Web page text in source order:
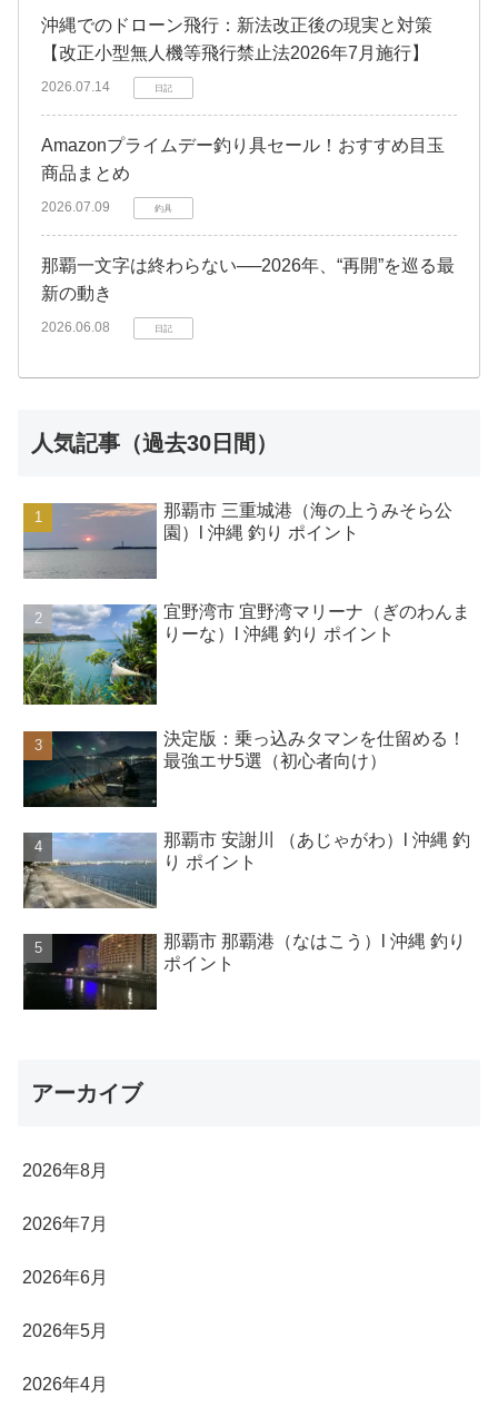
沖縄でのドローン飛行：新法改正後の現実と対策
【改正小型無人機等飛行禁止法2026年7月施行】
2026.07.14 日記
Amazonプライムデー釣り具セール！おすすめ目玉
商品まとめ
2026.07.09 釣具
那覇一文字は終わらない──2026年、“再開”を巡る最
新の動き
2026.06.08 日記
人気記事（過去30日間）
那覇市 三重城港（海の上うみそら公
園）l 沖縄 釣り ポイント
宜野湾市 宜野湾マリーナ（ぎのわんま
りーな）l 沖縄 釣り ポイント
決定版：乗っ込みタマンを仕留める！
最強エサ5選（初心者向け）
那覇市 安謝川 （あじゃがわ）l 沖縄 釣
り ポイント
那覇市 那覇港（なはこう）l 沖縄 釣り
ポイント
アーカイブ
2026年8月
2026年7月
2026年6月
2026年5月
2026年4月